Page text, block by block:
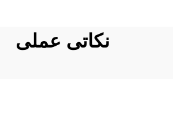
نکاتی عملی